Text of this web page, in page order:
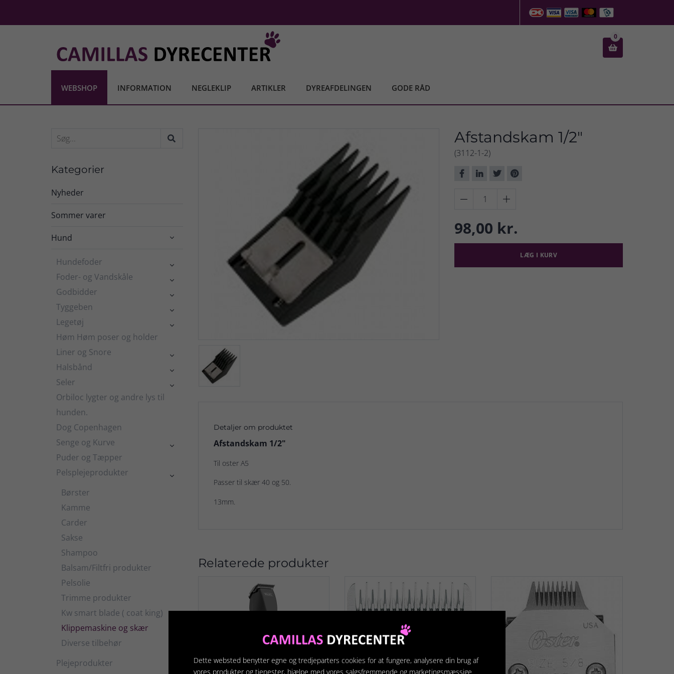

0
WEBSHOP INFORMATION NEGLEKLIP ARTIKLER DYREAFDELINGEN GODE RÅD
Kategorier
Nyheder
Sommer varer
Hund 
Hundefoder 
Foder- og Vandskåle 
Godbidder 
Tyggeben 
Legetøj 
Høm Høm poser og holder
Liner og Snore

Halsbånd 
Seler 
Orbiloc lygter og andre lys til
hunden.
Dog Copenhagen
Senge og Kurve

Puder og Tæpper
Pelsplejeprodukter

Børster
Kamme
Carder
Sakse
Shampoo
Balsam/Filtfri produkter
Pelsolie
Trimme produkter
Kw smart blade ( coat king)
Klippemaskine og skær
Diverse tilbehør
Plejeprodukter
Afstandskam 1/2"
(3112-1-2)
 
98,00 kr.
LÆG I KURV
Detaljer om produktet
Afstandskam 1/2"
Til oster A5
Passer til skær 40 og 50.
13mm.
Relaterede produkter
Dette websted benytter egne og tredjeparters cookies for at fungere, analysere din brug af
vores produkter og tjenester, hjælpe med vores salgsfremmende og marketingsmæssige